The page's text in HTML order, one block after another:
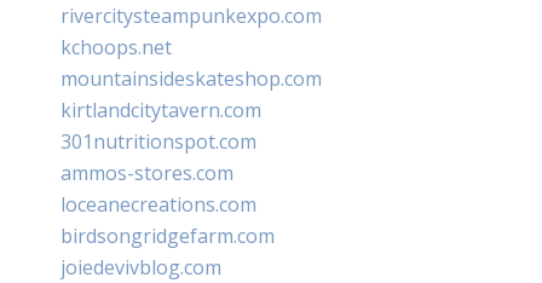
rivercitysteampunkexpo.com
kchoops.net
mountainsideskateshop.com
kirtlandcitytavern.com
301nutritionspot.com
ammos-stores.com
loceanecreations.com
birdsongridgefarm.com
joiedevivblog.com